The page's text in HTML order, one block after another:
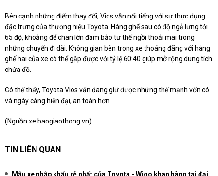
Bên cạnh những điểm thay đổi, Vios vẫn nổi tiếng với sự thực dụng
đặc trưng của thương hiệu Toyota. Hàng ghế sau có độ ngả lưng tới
65 độ, khoảng để chân lớn đảm bảo tư thế ngồi thoải mái trong
những chuyến đi dài. Không gian bên trong xe thoáng đãng với hàng
ghế hai của xe có thể gập được với tỷ lệ 60:40 giúp mở rộng dung tích
chứa đồ.
Có thể thấy, Toyota Vios vẫn đang giữ được những thế mạnh vốn có
và ngày càng hiện đại, an toàn hơn.
(Nguồn:xe.baogiaothong.vn)
TIN LIÊN QUAN
Mẫu xe nhập khẩu rẻ nhất của Toyota - Wigo khan hàng tại đại